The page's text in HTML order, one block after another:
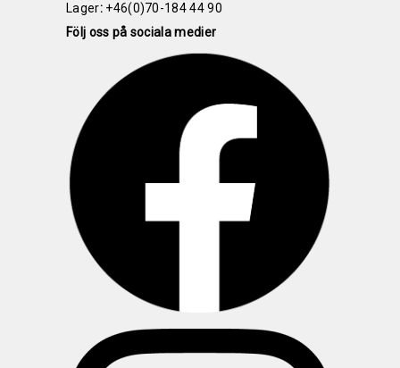
Lager:+46(0)70-184 44 90
Följ oss på sociala medier